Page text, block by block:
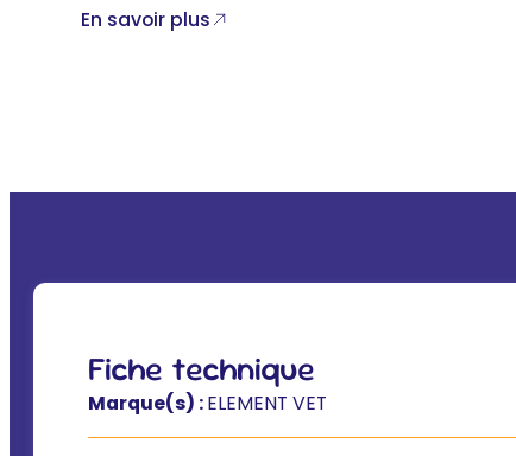
En savoir plus
Fiche technique
Marque(s) :ELEMENT VET